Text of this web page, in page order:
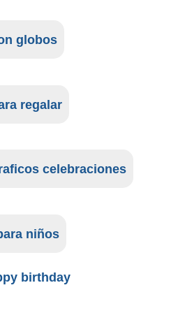
globos
regalar
celebraciones
niños
birthday